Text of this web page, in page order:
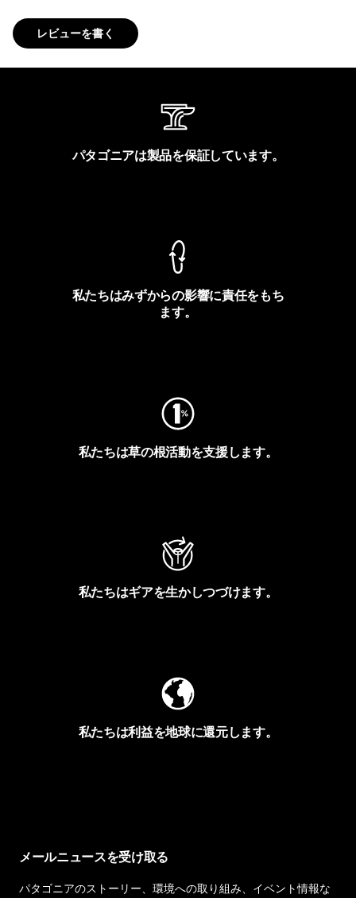
レビューを書く
パタゴニアは製品を保証しています。
私たちはみずからの影響に責任をもち
ます。
私たちは草の根活動を支援します。
私たちはギアを生かしつづけます。
私たちは利益を地球に還元します。
メールニュースを受け取る
パタゴニアのストーリー、環境への取り組み、イベント情報な